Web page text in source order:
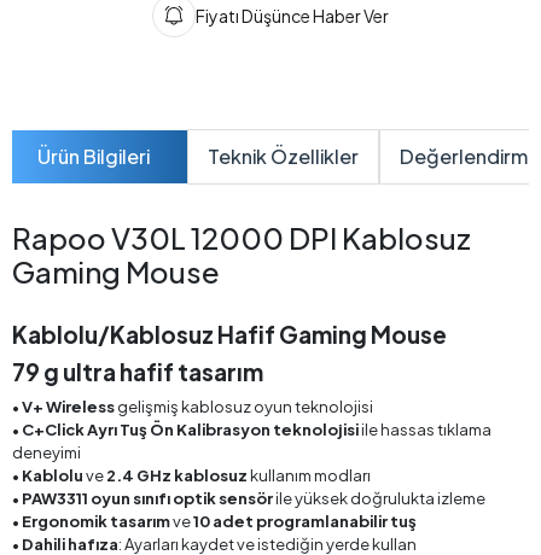
Fiyatı Düşünce Haber Ver
Ürün Bilgileri Teknik Özellikler
Rapoo V30L 12000 DPI Kablosuz
Gaming Mouse
Kablolu/Kablosuz Hafif Gaming Mouse
79 g ultra hafif tasarım
•V+ Wirelessgelişmiş kablosuz oyun teknolojisi
• C+Click Ayrı Tuş Ön Kalibrasyon teknolojisiile hassas tıklama
deneyimi
• Kabloluve2.4 GHz kablosuzkullanım modları
• PAW3311 oyun sınıfı optik sensörile yüksek doğrulukta izleme
• Ergonomik tasarımve10 adet programlanabilir tuş
• Dahili hafıza: Ayarları kaydet ve istediğin yerde kullan